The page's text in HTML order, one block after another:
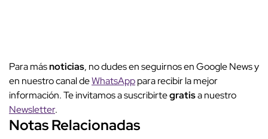
Para másnoticias, no dudes en seguirnos en Google News y
en nuestro canal deWhatsApppara recibir la mejor
información. Te invitamos a suscribirtegratisa nuestro
Newsletter.
Notas Relacionadas